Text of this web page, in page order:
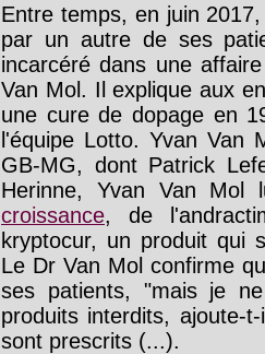
Entre temps, en juin
par un autre de ses
incarcéré dans une
Van Mol. Il explique aux
une cure de dopage en
l'équipe Lotto. Yvan Van
GB-MG, dont Patrick
Herinne, Yvan Van
croissance, de
kryptocur, un produit qui
Le Dr Van Mol confirme
ses patients, "mais je
produits interdits, ajoute-
sont prescrits (...).